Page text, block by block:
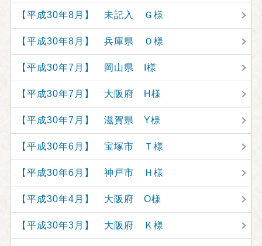
【平成30年8月】 未記入 Ｇ様
【平成30年8月】 兵庫県 Ｏ様
【平成30年7月】 岡山県 I様
【平成30年7月】 大阪府 H様
【平成30年7月】 滋賀県 Y様
【平成30年6月】 宝塚市 Ｔ様
【平成30年6月】 神戸市 Ｈ様
【平成30年4月】 大阪府 O様
【平成30年3月】 大阪府 Ｋ様